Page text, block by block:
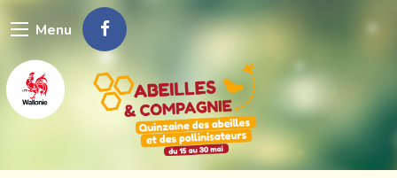
au
principal
Menu